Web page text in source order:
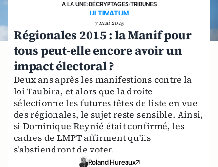
A LA UNE›DÉCRYPTAGES›TRIBUNES
ULTIMATUM
7 mai 2015
Régionales 2015 : la Manif pour
tous peut-elle encore avoir un
impact électoral ?
Deux ans après les manifestions contre la
loi Taubira, et alors que la droite
sélectionne les futures têtes de liste en vue
des régionales, le sujet reste sensible. Ainsi,
si Dominique Reynié était confirmé, les
cadres de LMPT affirment qu'ils
s'abstiendront de voter.
Roland Hureaux